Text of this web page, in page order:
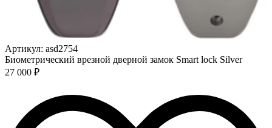
Артикул: asd2754
Биометрический врезной дверной замок Smart lock Silver
27 000 ₽